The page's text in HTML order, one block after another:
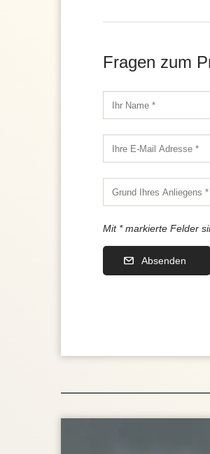
Fragen zum
Mit * markierte Felder
Absenden